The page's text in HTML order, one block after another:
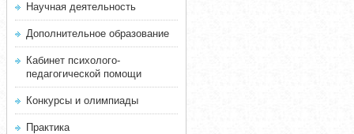
Научная деятельность
Дополнительное образование
Кабинет психолого-
педагогической помощи
Конкурсы и олимпиады
Практика